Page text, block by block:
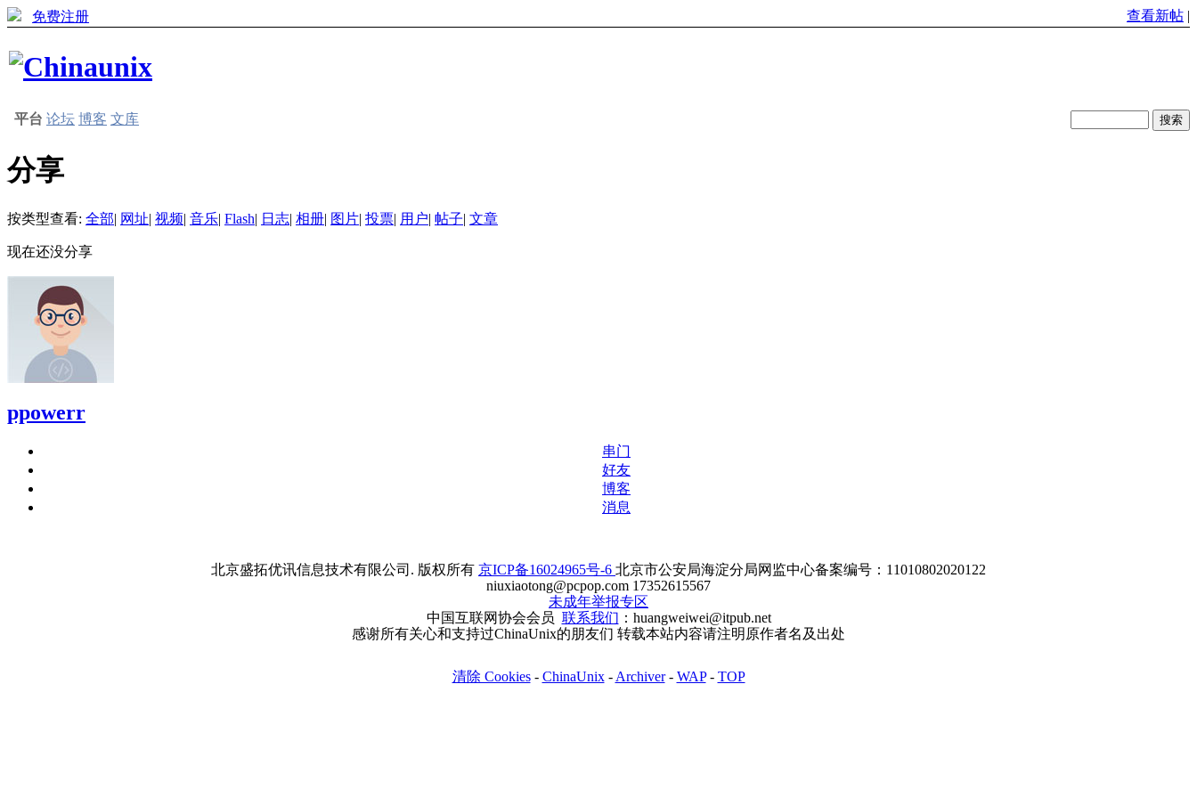
免费注册 查看新帖 |
平台 论坛 博客 文库
分享
按类型查看: 全部| 网址| 视频| 音乐| Flash| 日志| 相册| 图片| 投票| 用户| 帖子| 文章
现在还没分享
ppowerr
串门
好友
博客
消息
北京盛拓优讯信息技术有限公司. 版权所有 京ICP备16024965号-6 北京市公安局海淀分局网监中心备案编号：11010802020122
niuxiaotong@pcpop.com 17352615567
未成年举报专区
中国互联网协会会员 联系我们 ：huangweiwei@itpub.net
感谢所有关心和支持过ChinaUnix的朋友们 转载本站内容请注明原作者名及出处
清除 Cookies- ChinaUnix- Archiver- WAP- TOP